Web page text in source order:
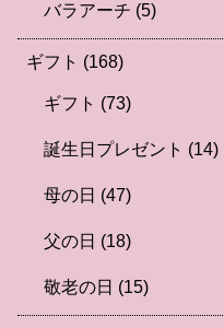
バラアーチ (5)
ギフト (168)
ギフト (73)
誕生日プレゼント (14)
母の日 (47)
父の日 (18)
敬老の日 (15)